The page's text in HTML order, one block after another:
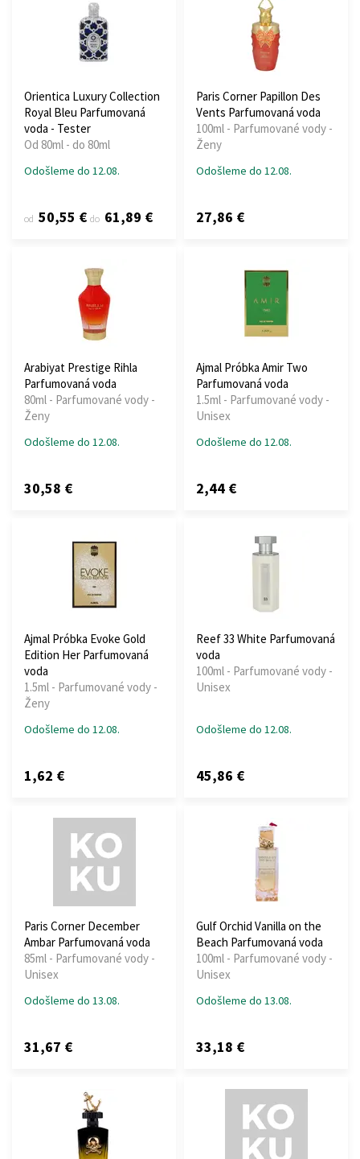
Orientica Luxury Collection
Royal Bleu Parfumovaná
voda - Tester
Od 80ml - do 80ml
Odošleme do 12.08.
od 50,55 € do 61,89 €
Paris Corner Papillon Des
Vents Parfumovaná voda
100ml - Parfumované vody -
Ženy
Odošleme do 12.08.
27,86 €
Arabiyat Prestige Rihla
Parfumovaná voda
80ml - Parfumované vody -
Ženy
Odošleme do 12.08.
30,58 €
Ajmal Próbka Amir Two
Parfumovaná voda
1.5ml - Parfumované vody -
Unisex
Odošleme do 12.08.
2,44 €
Ajmal Próbka Evoke Gold
Edition Her Parfumovaná
voda
1.5ml - Parfumované vody -
Ženy
Odošleme do 12.08.
1,62 €
Reef 33 White Parfumovaná
voda
100ml - Parfumované vody -
Unisex
Odošleme do 12.08.
45,86 €
Paris Corner December
Ambar Parfumovaná voda
85ml - Parfumované vody -
Unisex
Odošleme do 13.08.
31,67 €
Gulf Orchid Vanilla on the
Beach Parfumovaná voda
100ml - Parfumované vody -
Unisex
Odošleme do 13.08.
33,18 €